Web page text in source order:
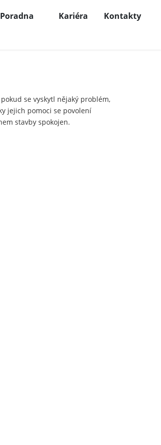
Poradna Kariéra Kontakty
se vyskytl nějaký problém,
jejich pomoci se povolení
stavby spokojen.